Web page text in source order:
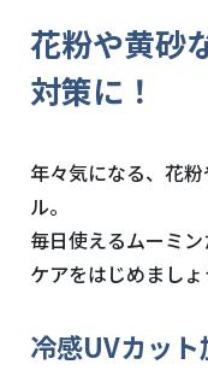
花粉や黄砂
対策に！
年々気になる、花
ル。
毎日使えるムーミ
ケアをはじめまし
冷感UVカッ